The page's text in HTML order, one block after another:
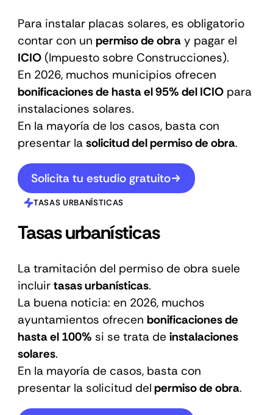
Para instalar placas solares, es obligatorio
contar con un permiso de obray pagar el
ICIO(Impuesto sobre Construcciones).
En 2026, muchos municipios ofrecen
bonificaciones de hasta el 95% del ICIOpara
instalaciones solares.
En la mayoría de los casos, basta con
presentar la solicitud del permiso de obra.
Solicita tu estudio gratuito
TASAS URBANÍSTICAS
Tasas urbanísticas
La tramitación del permiso de obra suele
incluir tasas urbanísticas.
La buena noticia: en 2026, muchos
ayuntamientos ofrecen bonificaciones de
hasta el 100% si se trata de instalaciones
solares.
En la mayoría de casos, basta con
presentar la solicitud del permiso de obra.